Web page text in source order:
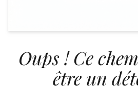
Oups ! Ce
être un